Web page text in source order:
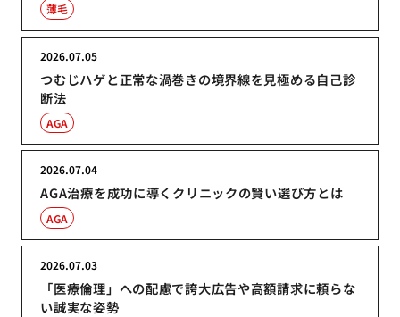
薄毛
つむじハゲと正常な渦巻きの境界線を見極める自己診
断法
2026.07.05
AGA
AGA治療を成功に導くクリニックの賢い選び方とは
2026.07.04
AGA
「医療倫理」への配慮で誇大広告や高額請求に頼らな
い誠実な姿勢
2026.07.03